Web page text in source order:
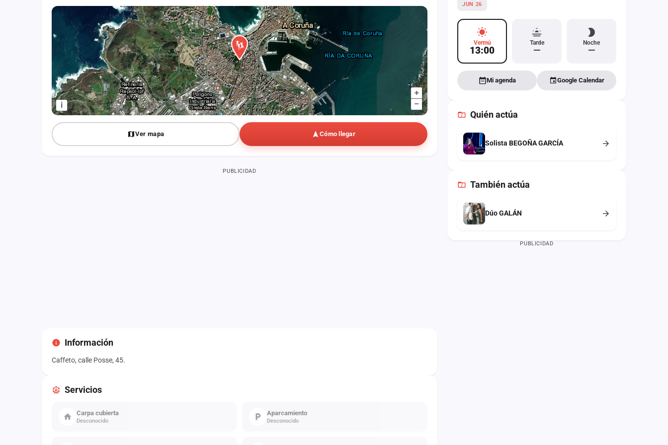
+
–
i
Ver mapa Cómo llegar
PUBLICIDAD
Información
Caffeto, calle Posse, 45.
Servicios
Carpa cubierta
Desconocido
Aparcamiento
Desconocido
JUN 26
Vermú
13:00
Tarde
—
Noche
—
Mi agenda Google Calendar
Quién actúa
Solista BEGOÑA GARCÍA
Tambiénactúa
Dúo GALÁN
PUBLICIDAD
Iniciar sesión
Crear cuenta